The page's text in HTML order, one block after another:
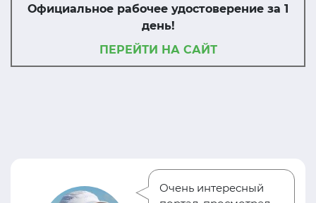
Официальное рабочее удостоверение за 1
день!
ПЕРЕЙТИ НА САЙТ
Очень интересный